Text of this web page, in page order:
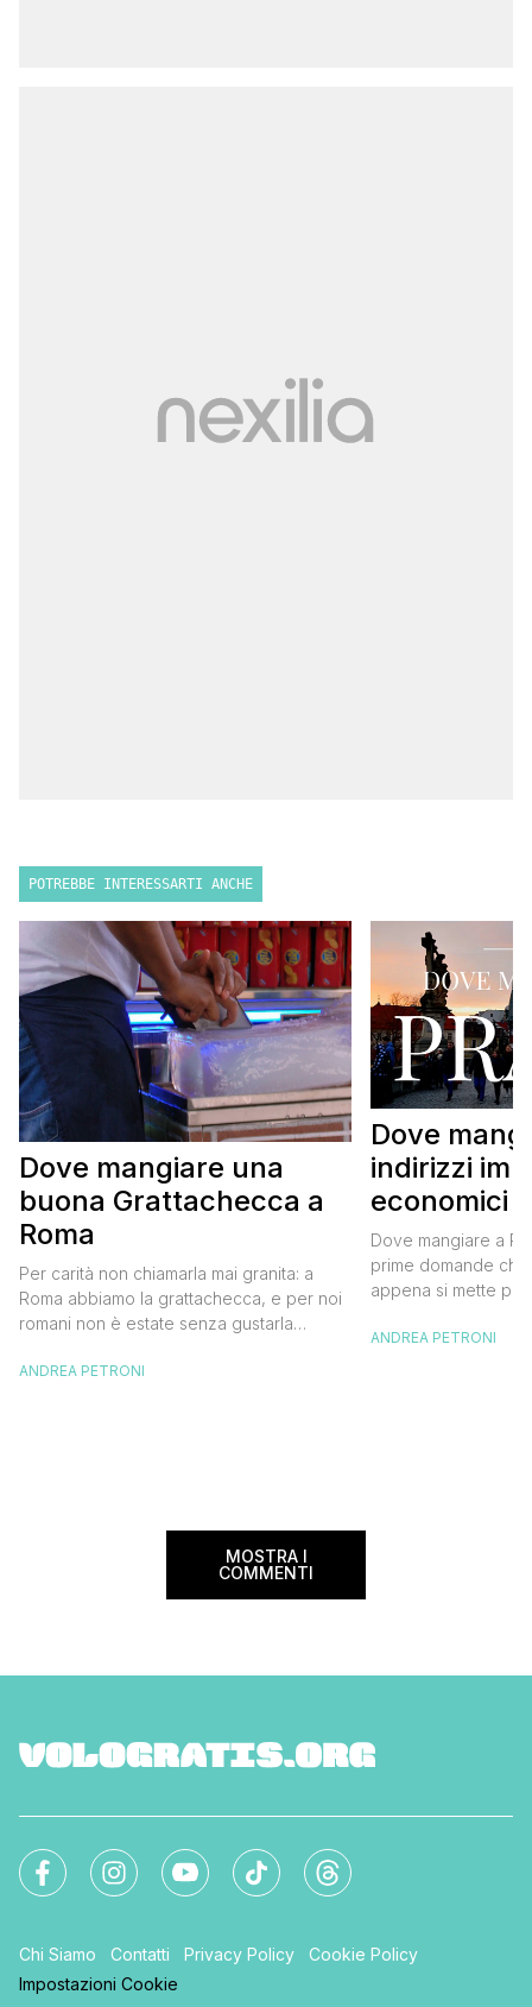
POTREBBE INTERESSARTI ANCHE
Dove mangiare una
buona Grattachecca a
Roma
Per carità non chiamarla mai granita: a
Roma abbiamo la grattachecca, e per noi
romani non è estate senza gustarla
centro durante i caldi pomeriggi o le
ANDREA PETRONI
Dove
indirizzi
economici
Dove mangiare a
prime domande
appena si mette
Valentina siamo
ANDREA PETRONI
MOSTRA I
COMMENTI
Chi Siamo Contatti Privacy Policy
Cookie Policy
Impostazioni Cookie